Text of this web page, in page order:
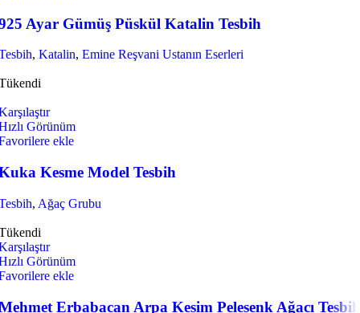
Ayar Gümüş Püskül Katalin Tesbih
, Katalin, Emine Reşvani Ustanın Eserleri
Görünüm
ekle
Kesme Model Tesbih
, Ağaç Grubu
Görünüm
ekle
Erbabacan Arpa Kesim Pelesenk Ağacı Tesbih